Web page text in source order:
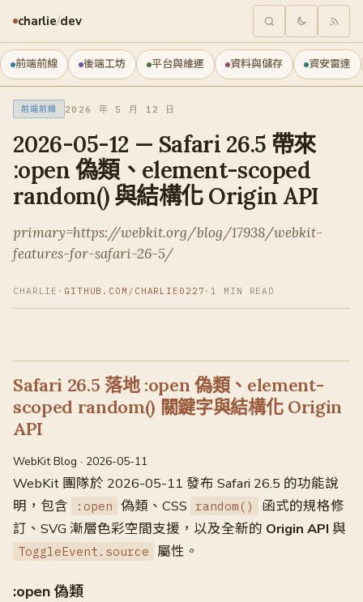
charlie/dev
前端前線 後端工坊 平台與維運 資料與儲存 資安雷達
前端前線 2026 年 5 月 12 日
2026-05-12 — Safari 26.5 帶來
:open 偽類、element-scoped
random() 與結構化 Origin API
primary=https://webkit.org/blog/17938/webkit-
features-for-safari-26-5/
CHARLIE · GITHUB.COM/CHARLIE0227 · 1 MIN READ
Safari 26.5 落地 :open 偽類、element-
scoped random() 關鍵字與結構化 Origin
API
WebKit Blog · 2026-05-11
WebKit 團隊於 2026-05-11 發布 Safari 26.5 的功能說
明，包含
:open 偽類、CSS random()
函式的規格修
訂、SVG 漸層色彩空間支援，以及全新的 Origin API 與
ToggleEvent.source 屬性。
:open 偽類